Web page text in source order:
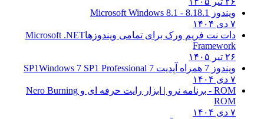
ویندوز 8.1
8.1 - Microsoft Windows 8.1
۷ دی ۱۴۰۴
دات نت فریم ورک برای تمامی ویندوزهاMicrosoft .NET
Framework
۲۶ تیر ۱۴۰۵
ویندوز 7 همراه آپدیت 7 SP1
Windows 7 SP1 Professional
۷ دی ۱۴۰۴
ROM - برنامه نرو | ابزار رایت حرفه ای و
Nero Burning
ROM
۷ دی ۱۴۰۴